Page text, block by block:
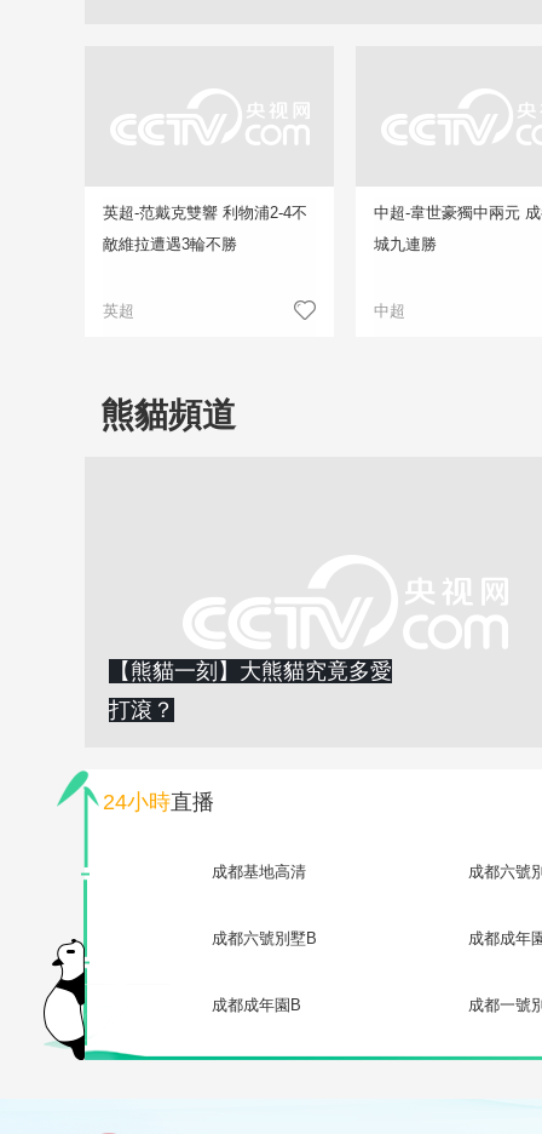
英超-范戴克雙響 利物浦2-4不
敵維拉遭遇3輪不勝
英超
中超-韋世豪獨中兩元
城九連勝
中超
熊貓頻道
【熊貓一刻】大熊貓究竟多愛
打滾？
24小時直播
成都基地高清 成都六號
成都六號別墅B 成都成年
成都成年園B 成都一號